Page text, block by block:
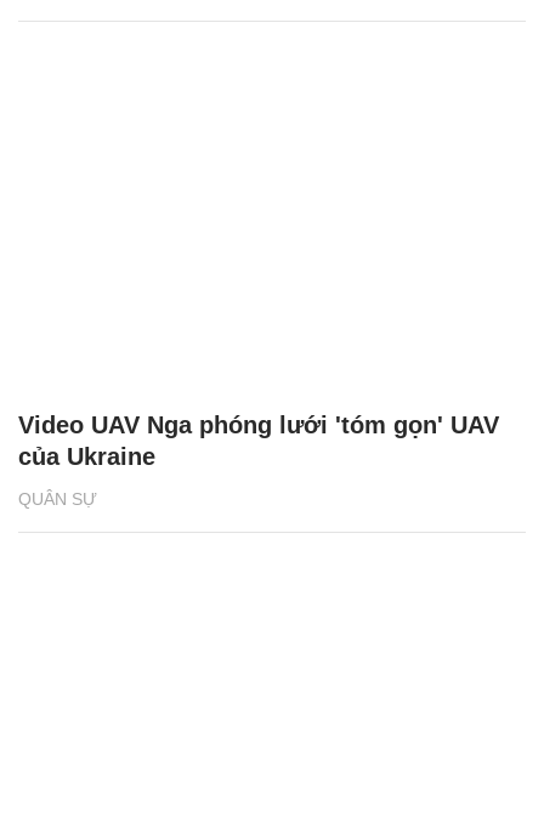
QUÂN SỰ
Video UAV Nga phóng lưới 'tóm gọn' UAV
của Ukraine